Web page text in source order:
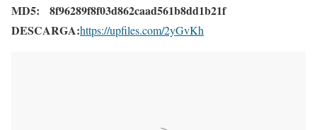
MD5: 8f96289f8f03d862caad561b8dd1b21f
DESCARGA:https://upfiles.com/2yGvKh